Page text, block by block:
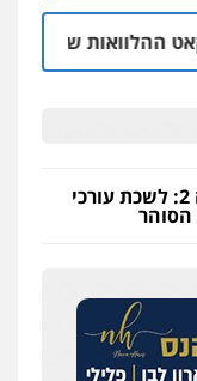
של משפחת הרינג
קורונה 2: לשכת עורכי
הסוהר